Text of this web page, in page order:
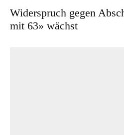
Widerspruch gegen
mit 63» wächst